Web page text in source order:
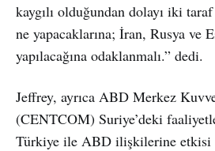
kaygılı olduğundan dolayı iki
ne yapacaklarına; İran, Rusya ve
yapılacağına odaklanmalı.” dedi.
Jeffrey, ayrıca ABD Merkez
(CENTCOM) Suriye’deki
Türkiye ile ABD ilişkilerine etkisi